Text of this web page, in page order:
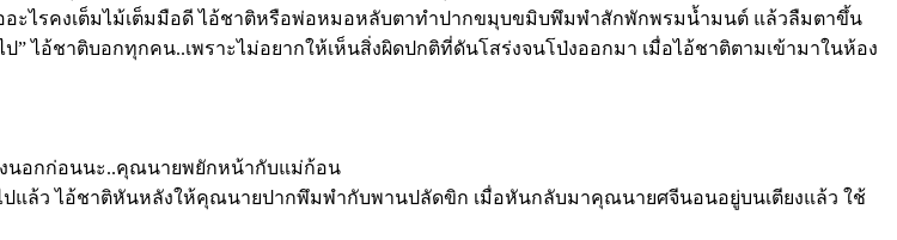
ะไรคงเต็มไม้เต็มมือดี ไอ้ชาติหรือพ่อหมอหลับตาทำปากขมุบขมิบพึมพำสักพักพรมน้ำมนต์ แล้วลืมตาขึ้น
ไอ้ชาติบอกทุกคน..เพราะไม่อยากให้เห็นสิ่งผิดปกติที่ดันโสร่งจนโป่งออกมา เมื่อไอ้ชาติตามเข้ามาในห้อง
นอกก่อนนะ..คุณนายพยักหน้ากับแม่ก้อน
ล้ว ไอ้ชาติหันหลังให้คุณนายปากพึมพำกับพานปลัดขิก เมื่อหันกลับมาคุณนายศจีนอนอยู่บนเตียงแล้ว ใช้